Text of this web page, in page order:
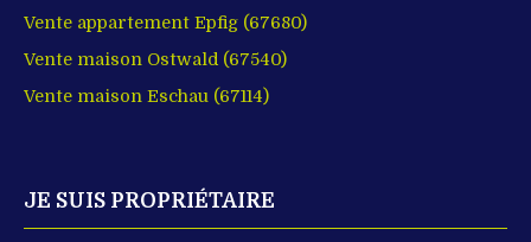
Vente appartement Epfig (67680)
Vente maison Ostwald (67540)
Vente maison Eschau (67114)
JE SUIS PROPRIÉTAIRE